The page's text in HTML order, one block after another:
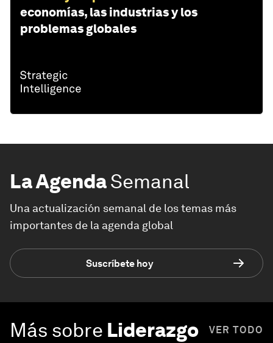
economías, las industrias y los
problemas globales
La AgendaSemanal
Una actualización semanal de los temas más
importantes de la agenda global
Suscríbete hoy
Más sobre Liderazgo VER TODO